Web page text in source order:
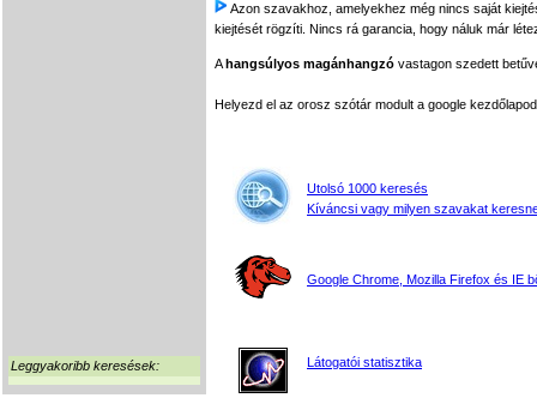
Leggyakoribb keresések:
Azon szavakhoz, amelyekhez még nincs saját
kiejtését rögzíti. Nincs rá garancia, hogy náluk már
Ahangsúlyos magánhangzó vastagon szedett
Helyezd el az orosz szótár modult a google
Utolsó 1000 keresés
Kíváncsi vagy milyen szavakat
Google Chrome, Mozilla Firefox és IE
Látogatói statisztika